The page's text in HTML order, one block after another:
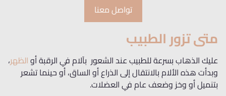
تواصل معنا
متى تزور الطبيب
عليك الذهاب بسرعة للطبيب عند الشعور بآلام في الرقبة أوالظهر،
وبدأت هذه الألام بالانتقال إلى الذراع أو الساق، أو حينما تشعر
بتنميل أو وخز وضعف عام في العضلات.